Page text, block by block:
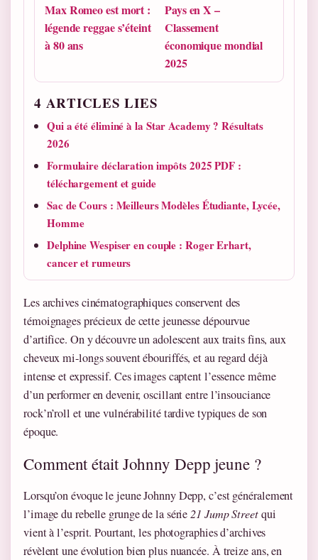
Max Romeo est mort :
légende reggae s’éteint
à 80 ans
Pays en X –
Classement
économique mondial
2025
4 ARTICLES LIES
Qui a été éliminé à la Star Academy ? Résultats
2026
Formulaire déclaration impôts 2025 PDF :
téléchargement et guide
Sac de Cours : Meilleurs Modèles Étudiante, Lycée,
Homme
Delphine Wespiser en couple : Roger Erhart,
cancer et rumeurs
Les archives cinématographiques conservent des
témoignages précieux de cette jeunesse dépourvue
d’artifice. On y découvre un adolescent aux traits fins, aux
cheveux mi-longs souvent ébouriffés, et au regard déjà
intense et expressif. Ces images captent l’essence même
d’un performer en devenir, oscillant entre l’insouciance
rock’n’roll et une vulnérabilité tardive typiques de son
époque.
Comment était Johnny Depp jeune ?
Lorsqu’on évoque le jeune Johnny Depp, c’est généralement
l’image du rebelle grunge de la série21 Jump Streetqui
vient à l’esprit. Pourtant, les photographies d’archives
révèlent une évolution bien plus nuancée. À treize ans, en